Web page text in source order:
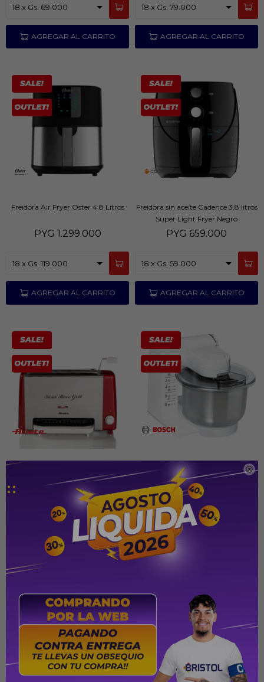

Freidora Air Fryer Oster 4.8 Litros
PYG 1.299.000
Freidora sin aceite Cadence 3,8 litros
Super Light Fryer Negro
PYG 659.000
Tostadora Ariete Grillera 929-740
619.000
Robot de Cocina Bosh BL 500
MUM4407
PYG 889.000